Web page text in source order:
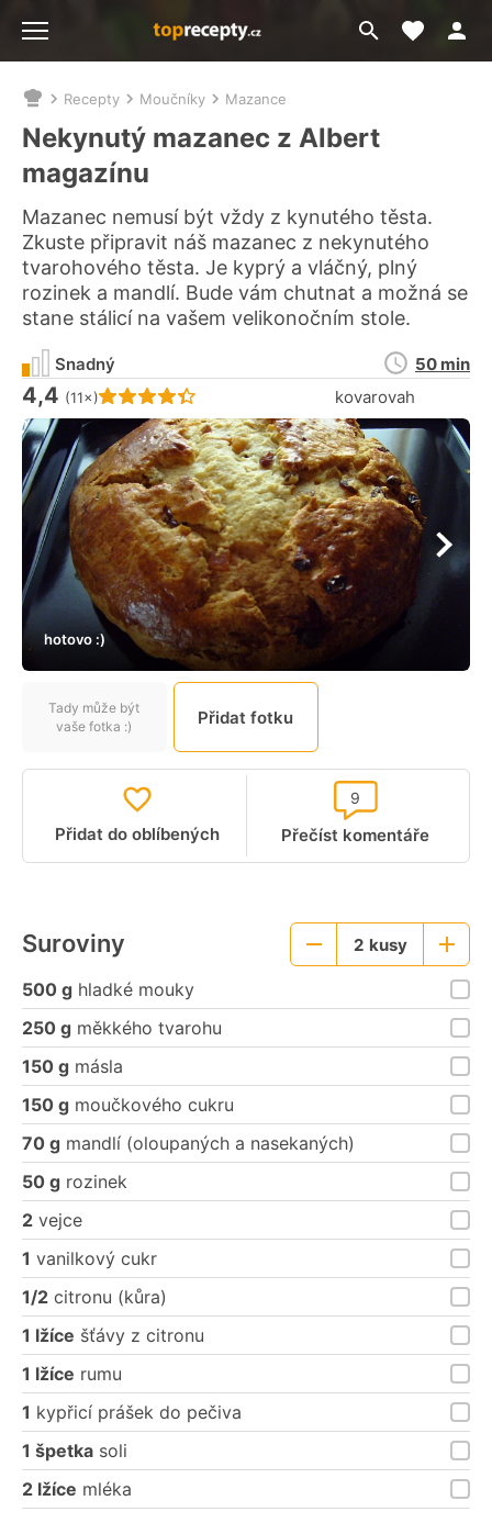
Přejít
na
Moje
Nacházíte
se
zde:
Recepty Moučníky Mazance
Nekynutý mazanec z Albert
magazínu
Mazanec nemusí být vždy z kynutého těsta.
Zkuste připravit náš mazanec z nekynutého
tvarohového těsta. Je kyprý a vláčný, plný
rozinek a mandlí. Bude vám chutnat a možná se
stane stálicí na vašem velikonočním stole.
Hodnocení receptu je
4,4 (11×) kovarovah
Snadný
Doba
50 min
hotovo :)
Tady může být
vaše fotka :)
Přidat fotku
Přidat do oblíbených Přečíst komentáře
9
Suroviny
Menší2 kusy
Větší
porce
500 g hladké mouky
250 g měkkého tvarohu
150 g másla
150 g moučkového cukru
70 g mandlí (oloupaných a nasekaných)
50 g rozinek
2 vejce
1 vanilkový cukr
1/2 citronu (kůra)
1 lžíce šťávy z citronu
1 lžíce rumu
1 kypřicí prášek do pečiva
1 špetka soli
2 lžíce mléka